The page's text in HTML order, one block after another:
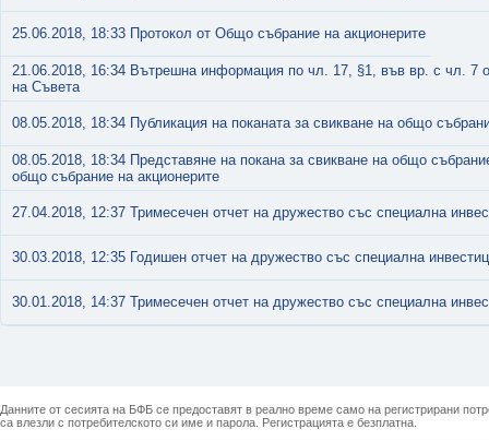
25.06.2018, 18:33 Протокол от Общо събрание на акционерите
21.06.2018, 16:34 Вътрешна информация по чл. 17, §1, във вр. с чл. 7
на Съвета
08.05.2018, 18:34 Публикация на поканата за свикване на общо
08.05.2018, 18:34 Представяне на покана за свикване на общо
общо събрание на акционерите
27.04.2018, 12:37 Тримесечен отчет на дружество със специална
30.03.2018, 12:35 Годишен отчет на дружество със специална
30.01.2018, 14:37 Тримесечен отчет на дружество със специална
Данните от сесията на БФБ се предоставят в реално време само на регистрирани
са влезли с потребителското си име и парола. Регистрацията е безплатна.